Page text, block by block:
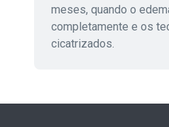
meses, quando o
completamente e os
cicatrizados.